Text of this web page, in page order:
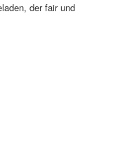
der fair und